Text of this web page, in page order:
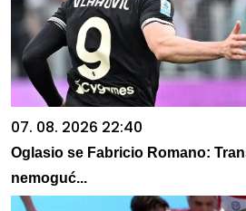
07. 08. 2026 22:40
Oglasio se Fabricio Romano:
nemoguć...